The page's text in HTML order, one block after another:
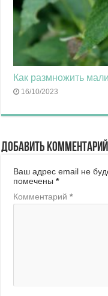
Как размножить
16/10/2023
Добавить комментарий
Ваш адрес email не
помечены*
Комментарий*